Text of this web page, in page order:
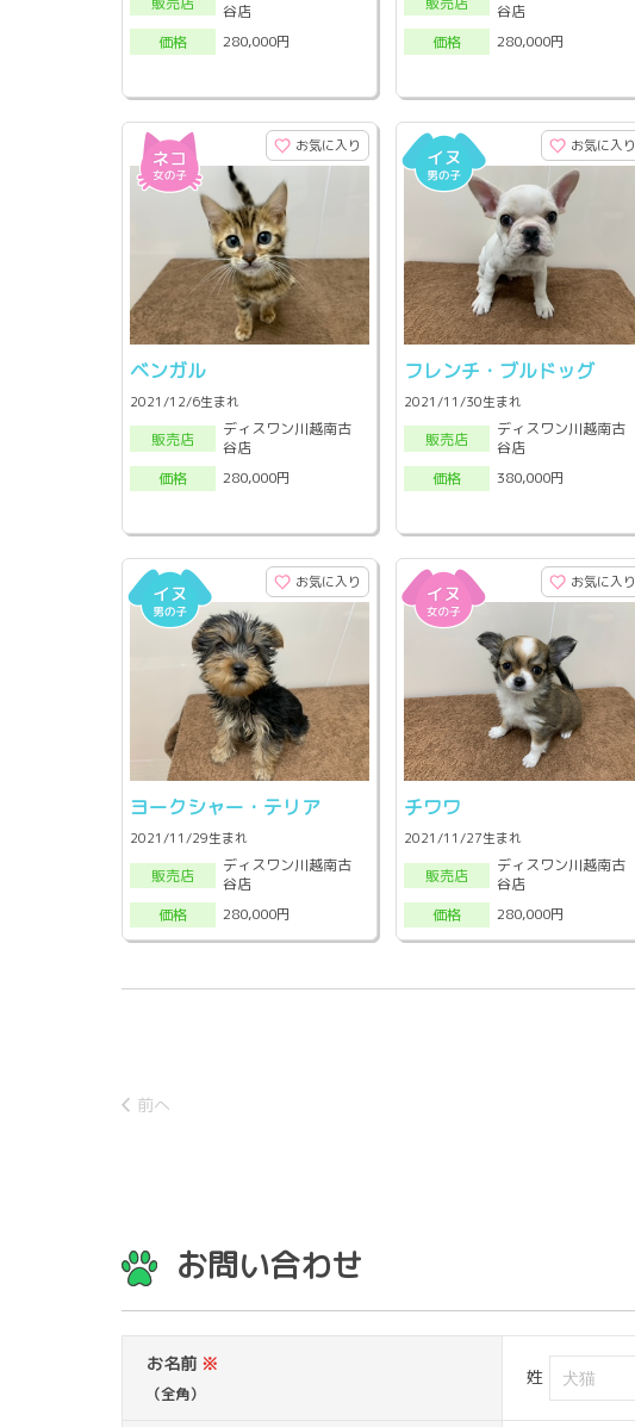
谷店
価格
280,000円
谷店
価格
280,000円
お気に入り
ベンガル
2021/12/6生まれ
販売店
ディスワン川越南古
谷店
価格
280,000円
お気に入り
フレンチ・ブルドッグ
2021/11/30生まれ
販売店
ディスワン川越南古
谷店
価格
380,000円
お気に入り
ヨークシャー・テリア
2021/11/29生まれ
販売店
ディスワン川越南古
谷店
価格
280,000円
お気に入り
チワワ
2021/11/27生まれ
販売店
ディスワン川越南古
谷店
価格
280,000円
前へ
お問い合わせ
お名前 ※
（全角）
姓